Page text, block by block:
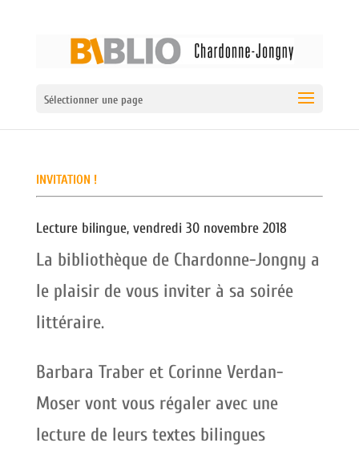
Sélectionner une page
INVITATION !
Lecture bilingue, vendredi 30 novembre 2018
La bibliothèque de Chardonne-Jongny a
le plaisir de vous inviter à sa soirée
littéraire.
Barbara Traber et Corinne Verdan-
Moser vont vous régaler avec une
lecture de leurs textes bilingues